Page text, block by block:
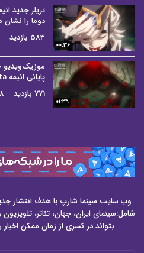
00:36
دوما را
583 بازدید
01:39
پایانی انیمه Gachiakuta
771 بازدید
18
وب سایت سینما شارپ با هدف انتشار
شامل:سینمای ایران، جهان، تئاتر،
بتواند در کسری از زمان ممکن